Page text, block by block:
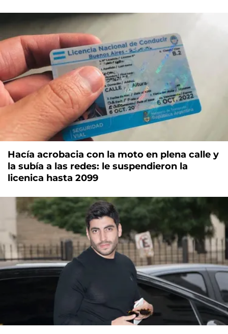
Hacía acrobacia con la moto en plena calle y
la subía a las redes: le suspendieron la
licenica hasta 2099